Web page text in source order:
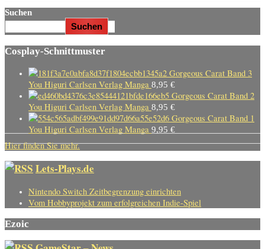
Suchen
Suchen
Cosplay-Schnittmuster
Gorgeous Carat Band 3
You Higuri Carlsen Verlag Manga 8,95 €
Gorgeous Carat Band 2
You Higuri Carlsen Verlag Manga 8,95 €
Gorgeous Carat Band 1
You Higuri Carlsen Verlag Manga 9,95 €
Hier finden Sie mehr.
Lets-Plays.de
Nintendo Switch Zeitbegrenzung einrichten
Vom Hobbyprojekt zum erfolgreichen Indie-Spiel
Ezoic